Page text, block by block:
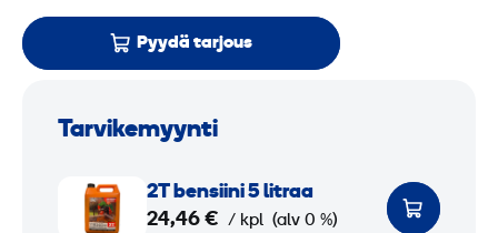
Pyydä tarjous
Tarvikemyynti
2T bensiini 5 litraa
24,46 € / kpl (alv 0 %)